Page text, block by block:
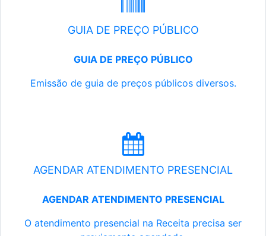
GUIA DE PREÇO PÚBLICO
GUIA DE PREÇO PÚBLICO
Emissão de guia de preços públicos diversos.
AGENDAR ATENDIMENTO PRESENCIAL
AGENDAR ATENDIMENTO PRESENCIAL
O atendimento presencial na Receita precisa ser